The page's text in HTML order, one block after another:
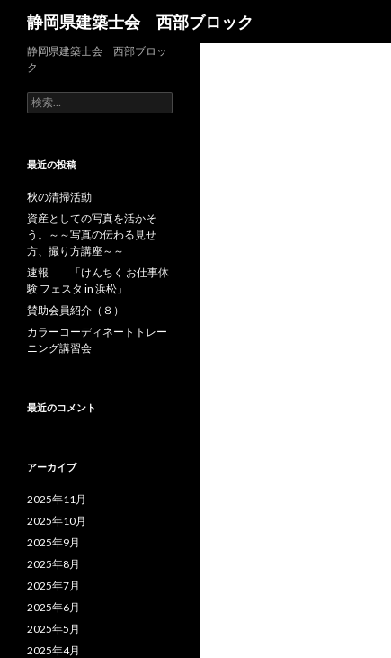
静岡県建築士会 西部ブロック
静岡県建築士会 西部ブロッ
ク
検
索
最近の投稿
秋の清掃活動
資産としての写真を活かそ
う。～～写真の伝わる見せ
方、撮り方講座～～
速報 「けんちく お仕事体
験 フェスタ in 浜松」
賛助会員紹介（８）
カラーコーディネートトレー
ニング講習会
最近のコメント
アーカイブ
2025年11月
2025年10月
2025年9月
2025年8月
2025年7月
2025年6月
2025年5月
2025年4月